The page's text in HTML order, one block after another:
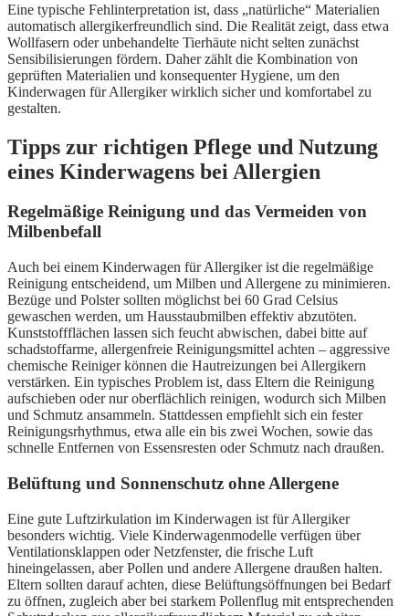
Eine typische Fehlinterpretation ist, dass „natürliche“ Materialien
automatisch allergikerfreundlich sind. Die Realität zeigt, dass etwa
Wollfasern oder unbehandelte Tierhäute nicht selten zunächst
Sensibilisierungen fördern. Daher zählt die Kombination von
geprüften Materialien und konsequenter Hygiene, um den
Kinderwagen für Allergiker wirklich sicher und komfortabel zu
gestalten.
Tipps zur richtigen Pflege und Nutzung
eines Kinderwagens bei Allergien
Regelmäßige Reinigung und das Vermeiden von
Milbenbefall
Auch bei einem Kinderwagen für Allergiker ist die regelmäßige
Reinigung entscheidend, um Milben und Allergene zu minimieren.
Bezüge und Polster sollten möglichst bei 60 Grad Celsius
gewaschen werden, um Hausstaubmilben effektiv abzutöten.
Kunststoffflächen lassen sich feucht abwischen, dabei bitte auf
schadstoffarme, allergenfreie Reinigungsmittel achten – aggressive
chemische Reiniger können die Hautreizungen bei Allergikern
verstärken. Ein typisches Problem ist, dass Eltern die Reinigung
aufschieben oder nur oberflächlich reinigen, wodurch sich Milben
und Schmutz ansammeln. Stattdessen empfiehlt sich ein fester
Reinigungsrhythmus, etwa alle ein bis zwei Wochen, sowie das
schnelle Entfernen von Essensresten oder Schmutz nach draußen.
Belüftung und Sonnenschutz ohne Allergene
Eine gute Luftzirkulation im Kinderwagen ist für Allergiker
besonders wichtig. Viele Kinderwagenmodelle verfügen über
Ventilationsklappen oder Netzfenster, die frische Luft
hineingelassen, aber Pollen und andere Allergene draußen halten.
Eltern sollten darauf achten, diese Belüftungsöffnungen bei Bedarf
zu öffnen, zugleich aber bei starkem Pollenflug mit entsprechenden